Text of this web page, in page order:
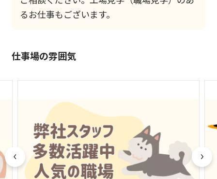
るお仕事もございます。
仕事場の雰囲気